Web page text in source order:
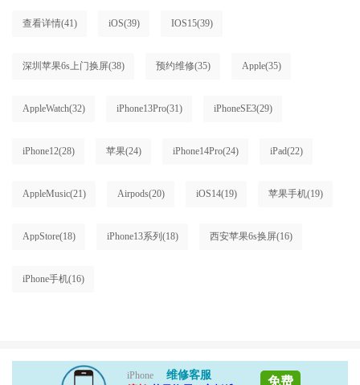
查看详情(41) iOS(39) IOS15(39)
深圳苹果6s上门换屏(38) 预约维修(35) Apple(35)
AppleWatch(32) iPhone13Pro(31) iPhoneSE3(29)
iPhone12(28) 苹果(24) iPhone14Pro(24) iPad(22)
AppleMusic(21) Airpods(20) iOS14(19) 苹果手机(19)
AppStore(18) iPhone13系列 (18) 西安苹果6s换屏(16)
iPhone手机(16)
iPhone
维修客服
免费